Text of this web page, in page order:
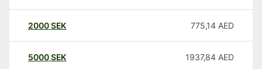
2000SEK 775,14 AED
5000SEK 1937,84 AED